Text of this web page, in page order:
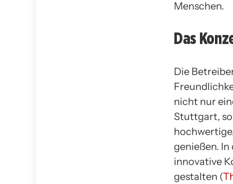
Menschen.
Das
Die
nicht nur
Stuttgart,
genießen.
innovative
gestalten (